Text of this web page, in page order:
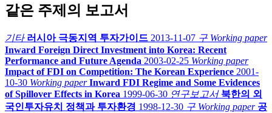
같은 주제의 보고서
기타 러시아 극동지역 투자가이드 2013-11-07 구 Working paper
Inward Foreign Direct Investment into Korea: Recent
Performance and Future Agenda 2003-02-25 Working paper
Impact of FDI on Competition: The Korean Experience 2001-
10-30 Working paper Inward FDI Regime and Some Evidences
of Spillover Effects in Korea 1999-06-30 연구보고서 북한의 외
국인투자유치 정책과 투자환경 1998-12-30 구 Working paper 공